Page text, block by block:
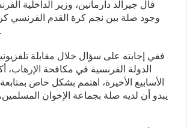
قال جيرالد دارمانين، وزير الداخلية
وجود صلة بين نجم كرة القدم الفرنسي
الإخوان المسلمين.
ففي إجابته على سؤال خلال مقابلة
الدولة الفرنسية في مكافحة الإرهاب،
الأسابيع الأخيرة، اهتمم بشكل خاص
يبدو أن لديه صلة بجماعة الإخوان